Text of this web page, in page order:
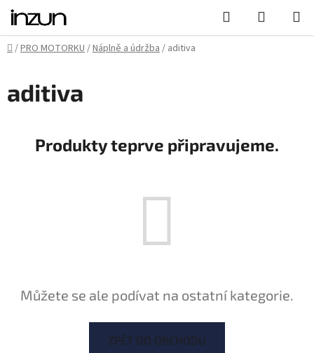
Přejít
obsah
Hledat
KOŠÍK
Domů
/PRO MOTORKU/Náplně a údržba/ aditiva
aditiva
Produkty teprve připravujeme.
Můžete se ale podívat na ostatní kategorie.
ZPĚT DO OBCHODU